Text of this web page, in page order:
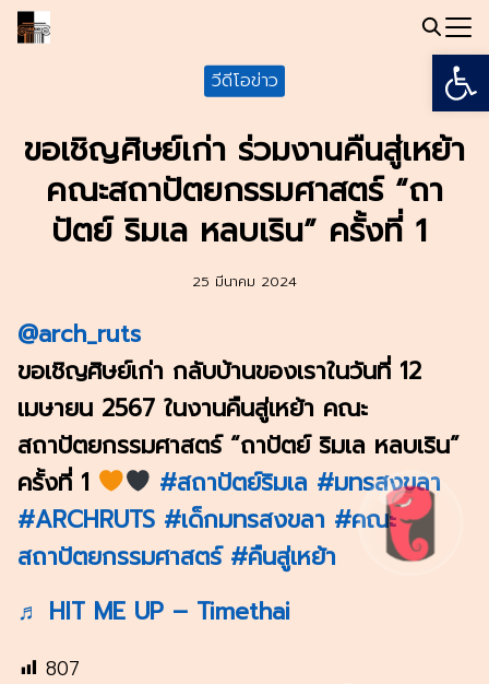
Skip
วีดีโอข่าว
ขอเชิญศิษย์เก่า ร่วมงานคืนสู่เหย้า
คณะสถาปัตยกรรมศาสตร์ “ถา
ปัตย์ ริมเล หลบเริน” ครั้งที่ 1
25 มีนาคม 2024
@arch_ruts
ขอเชิญศิษย์เก่า กลับบ้านของเราในวันที่ 12
เมษายน 2567 ในงานคืนสู่เหย้า คณะ
สถาปัตยกรรมศาสตร์ “ถาปัตย์ ริมเล หลบเริน”
ครั้งที่ 1
#สถาปัตย์ริมเล #มทรสงขลา
#ARCHRUTS #เด็กมทรสงขลา #คณะ
สถาปัตยกรรมศาสตร์ #คืนสู่เหย้า
♬ HIT ME UP – Timethai
807